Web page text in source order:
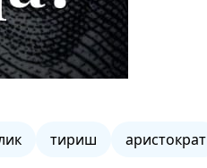
тириш аристократ